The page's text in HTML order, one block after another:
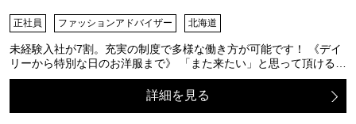
正社員 ファッションアドバイザー 北海道
未経験入社が7割。充実の制度で多様な働き方が可能です！ 《デイ
リーから特別な日のお洋服まで》 「また来たい」と思って頂ける…
詳細を見る